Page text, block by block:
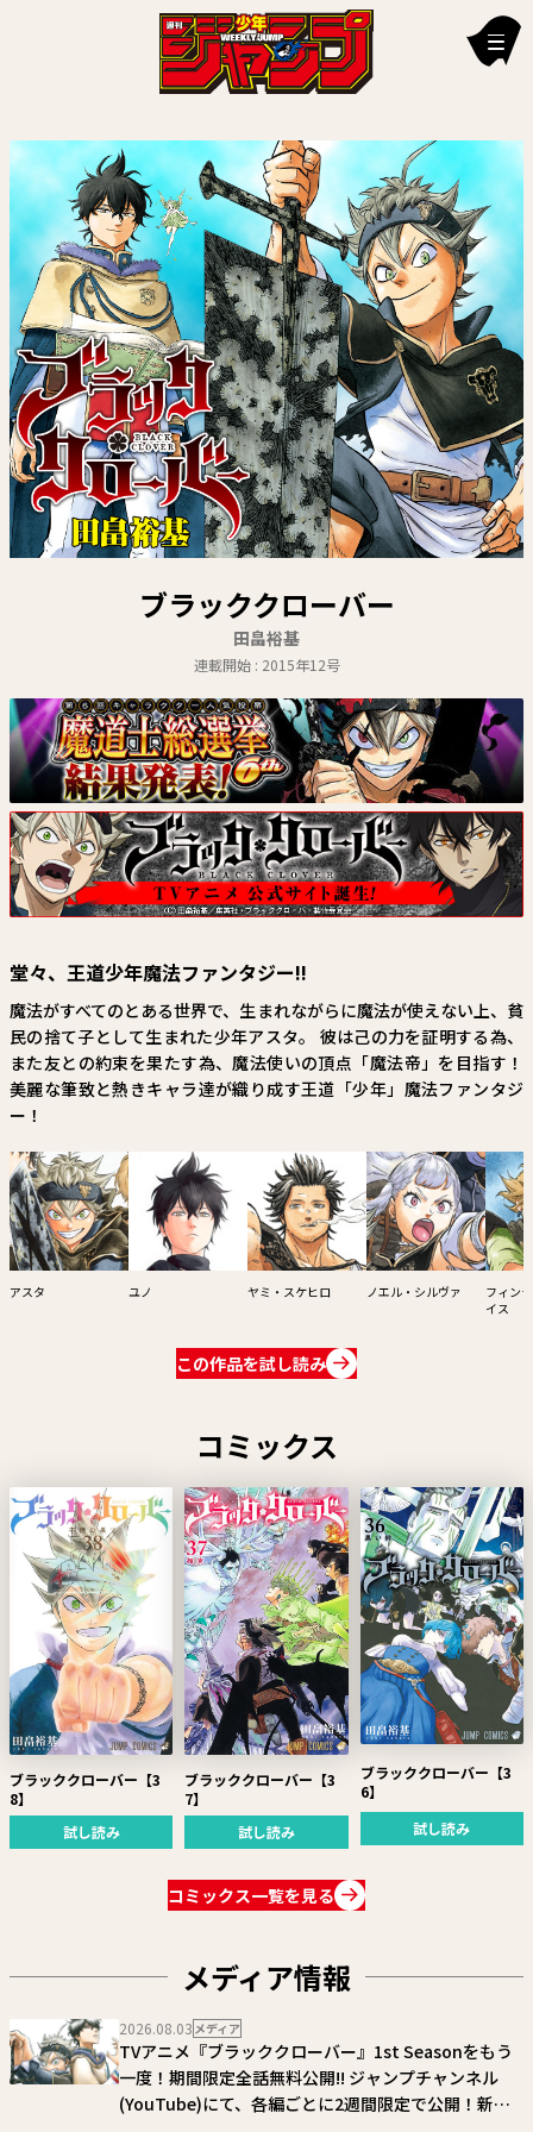
新刊情報
編集部からのお知らせ
お知らせ
連載作品
雑誌
定期購読
イチオシ情報
漫画賞
関連情報
関連リンクブラッククローバー
田畠裕基
連載開始 : 2015年12号
堂々、王道少年魔法ファンタジー!!
魔法がすべてのとある世界で、生まれながらに魔法が使えない上、貧
民の捨て子として生まれた少年アスタ。 彼は己の力を証明する為、
また友との約束を果たす為、魔法使いの頂点「魔法帝」を目指す！
美麗な筆致と熱きキャラ達が織り成す王道「少年」魔法ファンタジ
ー！
アスタ ユノ ヤミ・スケヒロ ノエル・シルヴァ
フィン
イス
この作品を試し読み
コミックス
ブラッククローバー【3
8】
試し読み
ブラッククローバー【3
7】
試し読み
ブラッククローバー【3
6】
試し読み
コミックス一覧を見る
メディア情報
2026.08.03 メディア
TVアニメ『ブラッククローバー』1st Seasonをもう
一度！期間限定全話無料公開!! ジャンプチャンネル
(YouTube)にて、各編ごとに2週間限定で公開！新シ